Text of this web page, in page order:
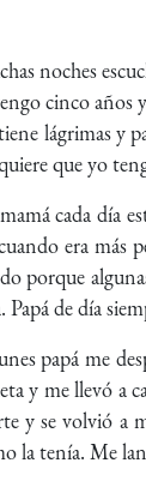
noches
cinco años
lágrimas y
que yo
cada día
era más
porque
Papá de día
papá me
y me llevó a
y se volvió a
la tenía. Me